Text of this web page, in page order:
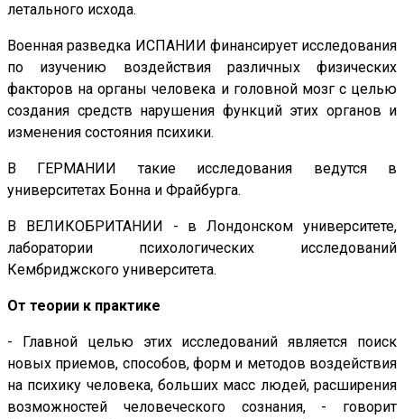
летального исхода.
Военная разведка ИСПАНИИ финансирует исследования
по изучению воздействия различных физических
факторов на органы человека и головной мозг с целью
создания средств нарушения функций этих органов и
изменения состояния психики.
В ГЕРМАНИИ такие исследования ведутся в
университетах Бонна и Фрайбурга.
В ВЕЛИКОБРИТАНИИ - в Лондонском университете,
лаборатории психологических исследований
Кембриджского университета.
От теории к практике
- Главной целью этих исследований является поиск
новых приемов, способов, форм и методов воздействия
на психику человека, больших масс людей, расширения
возможностей человеческого сознания, - говорит